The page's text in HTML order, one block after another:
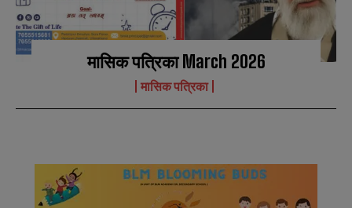
मासिक पत्रिका March 2026
मासिक पत्रिका